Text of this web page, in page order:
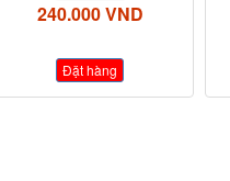
240.000 VND
Đặt hàng